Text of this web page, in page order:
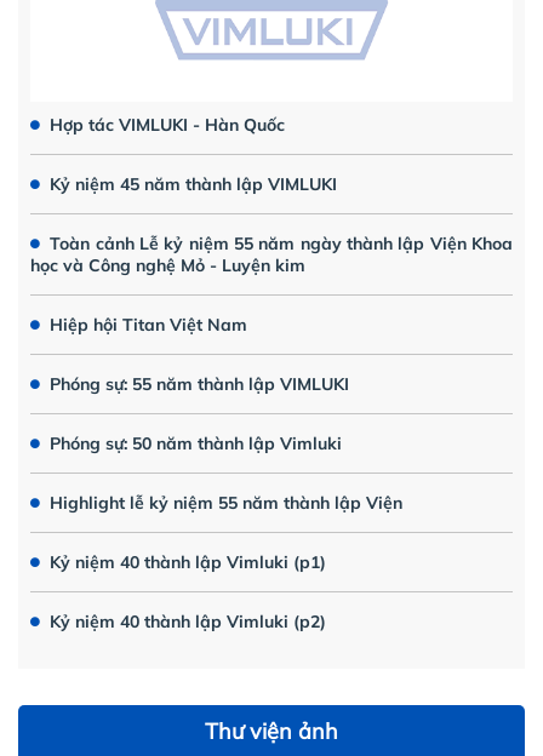
Hợp tác VIMLUKI - Hàn Quốc
Kỷ niệm 45 năm thành lập VIMLUKI
Toàn cảnh Lễ kỷ niệm 55 năm ngày thành lập Viện Khoa
học và Công nghệ Mỏ - Luyện kim
Hiệp hội Titan Việt Nam
Phóng sự: 55 năm thành lập VIMLUKI
Phóng sự: 50 năm thành lập Vimluki
Highlight lễ kỷ niệm 55 năm thành lập Viện
Kỷ niệm 40 thành lập Vimluki (p1)
Kỷ niệm 40 thành lập Vimluki (p2)
Thư viện ảnh